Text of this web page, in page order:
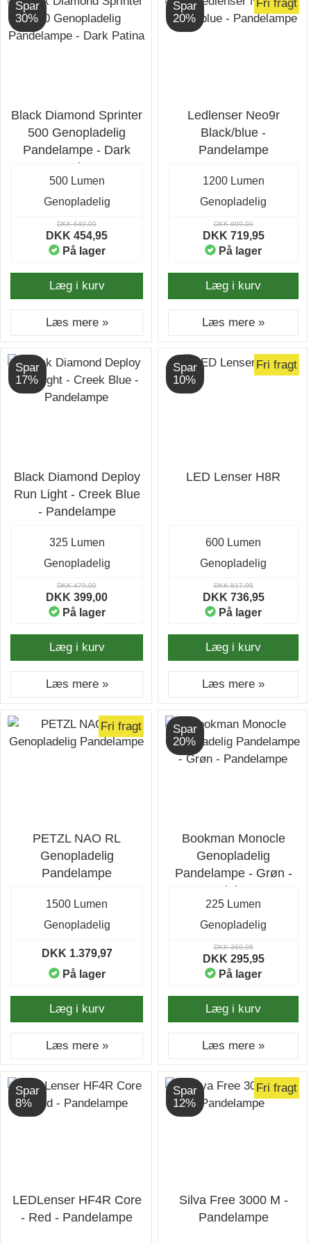
Spar
30%
Black Diamond Sprinter
500 Genopladelig
Pandelampe - Dark
Patina
500 Lumen
Genopladelig
DKK 649,00
DKK 454,95
På lager
Læg i kurv
Læs mere »
Spar
20%
Fri fragt
Ledlenser Neo9r
Black/blue -
Pandelampe
1200 Lumen
Genopladelig
DKK 899,00
DKK 719,95
På lager
Læg i kurv
Læs mere »
Spar
17%
Black Diamond Deploy
Run Light - Creek Blue
- Pandelampe
325 Lumen
Genopladelig
DKK 479,00
DKK 399,00
På lager
Læg i kurv
Læs mere »
Spar
10%
Fri fragt
LED Lenser H8R
600 Lumen
Genopladelig
DKK 817,95
DKK 736,95
På lager
Læg i kurv
Læs mere »
Fri fragt
PETZL NAO RL
Genopladelig
Pandelampe
1500 Lumen
Genopladelig
DKK 1.379,97
På lager
Læg i kurv
Læs mere »
Spar
20%
Bookman Monocle
Genopladelig
Pandelampe - Grøn -
Pandelampe
225 Lumen
Genopladelig
DKK 369,95
DKK 295,95
På lager
Læg i kurv
Læs mere »
Spar
8%
LEDLenser HF4R Core
- Red - Pandelampe
Spar
12%
Fri fragt
Silva Free 3000 M -
Pandelampe